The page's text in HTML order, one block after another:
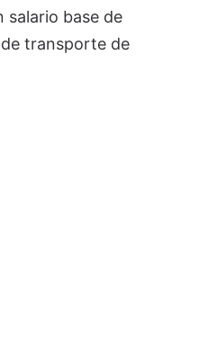
salario base de
transporte de